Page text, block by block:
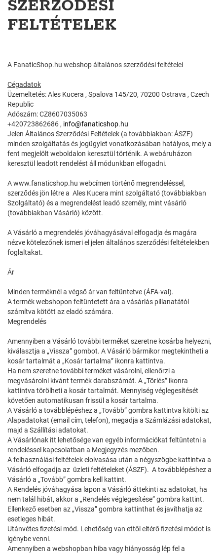
SZERZŐDÉSI
FELTÉTELEK
A FanaticShop.hu webshop általános szerződési feltételei
Cégadatok
Üzemeltetés: Ales Kucera , Spalova 145/20, 70200 Ostrava , Czech
Republic
Adószám: CZ8607035063
+420723862686 , info@fanaticshop.hu
Jelen Általános Szerződési Feltételek (a továbbiakban: ÁSZF)
minden szolgáltatás és jogügylet vonatkozásában hatályos, mely a
fent megjelölt weboldalon keresztül történik. A webáruházon
keresztül leadott rendelést áll módunkban elfogadni.
A www.fanaticshop.hu webcímen történő megrendeléssel,
szerződés jön létre a Ales Kucera mint szolgáltató (továbbiakban
Szolgáltató) és a megrendelést leadó személy, mint vásárló
(továbbiakban Vásárló) között.
A Vásárló a megrendelés jóváhagyásával elfogadja és magára
nézve kötelezőnek ismeri el jelen általános szerződési feltételekben
foglaltakat.
Ár
Minden terméknél a végső ár van feltüntetve (ÁFA-val).
A termék webshopon feltüntetett ára a vásárlás pillanatától
számítva kötött az eladó számára.
Megrendelés
Amennyiben a Vásárló további terméket szeretne kosárba helyezni,
kiválasztja a „Vissza” gombot. A Vásárló bármikor megtekintheti a
kosár tartalmát a „Kosár tartalma” ikonra kattintva.
Ha nem szeretne további terméket vásárolni, ellenőrzi a
megvásárolni kívánt termék darabszámát. A „Törlés” ikonra
kattintva törölheti a kosár tartalmát. Mennyiség véglegesítését
követően automatikusan frissül a kosár tartalma.
A Vásárló a továbblépéshez a „Tovább” gombra kattintva kitölti az
Alapadatokat (email cím, telefon), megadja a Számlázási adatokat,
majd a Szállítási adatokat.
A Vásárlónak itt lehetősége van egyéb információkat feltüntetni a
rendeléssel kapcsolatban a Megjegyzés mezőben.
A felhasználási feltételek elolvasása után a négyszögbe kattintva a
Vásárló elfogadja az üzleti feltételeket (ÁSZF). A továbblépéshez a
Vásárló a „Tovább” gombra kell kattint.
A Rendelés jóváhagyása lapon a Vásárló áttekinti az adatokat, ha
nem talál hibát, akkor a „Rendelés véglegesítése” gombra kattint.
Ellenkező esetben az „Vissza” gombra kattinthat és javíthatja az
esetleges hibát.
Utánvétes fizetési mód. Lehetőség van ettől eltérő fizetési módot is
igénybe venni.
Amennyiben a webshopban hiba vagy hiányosság lép fel a